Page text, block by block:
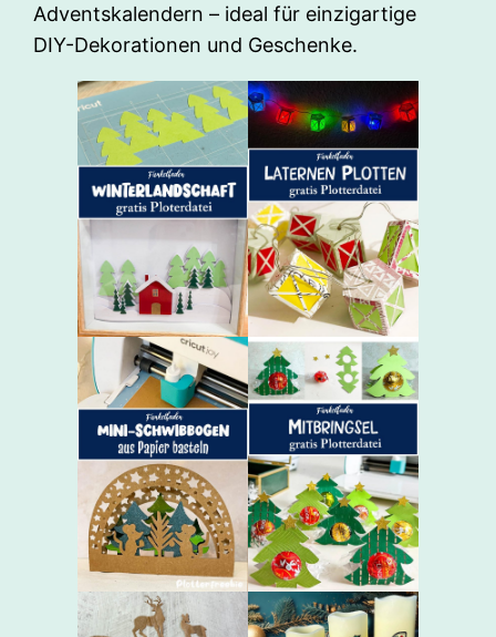
Adventskalendern – ideal für einzigartige
DIY-Dekorationen und Geschenke.